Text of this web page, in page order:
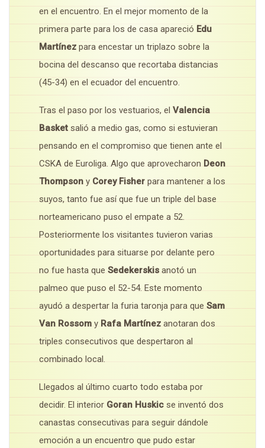
en el encuentro. En el mejor momento de la
primera parte para los de casa apareció Edu
Martínez para encestar un triplazo sobre la
bocina del descanso que recortaba distancias
(45-34) en el ecuador del encuentro.
Tras el paso por los vestuarios, el Valencia
Basket salió a medio gas, como si estuvieran
pensando en el compromiso que tienen ante el
CSKA de Euroliga. Algo que aprovecharon Deon
Thompson y Corey Fisher para mantener a los
suyos, tanto fue así que fue un triple del base
norteamericano puso el empate a 52.
Posteriormente los visitantes tuvieron varias
oportunidades para situarse por delante pero
no fue hasta que Sedekerskis anotó un
palmeo que puso el 52-54. Este momento
ayudó a despertar la furia taronja para que Sam
Van Rossom y Rafa Martínez anotaran dos
triples consecutivos que despertaron al
combinado local.
Llegados al último cuarto todo estaba por
decidir. El interior Goran Huskic se inventó dos
canastas consecutivas para seguir dándole
emoción a un encuentro que pudo estar